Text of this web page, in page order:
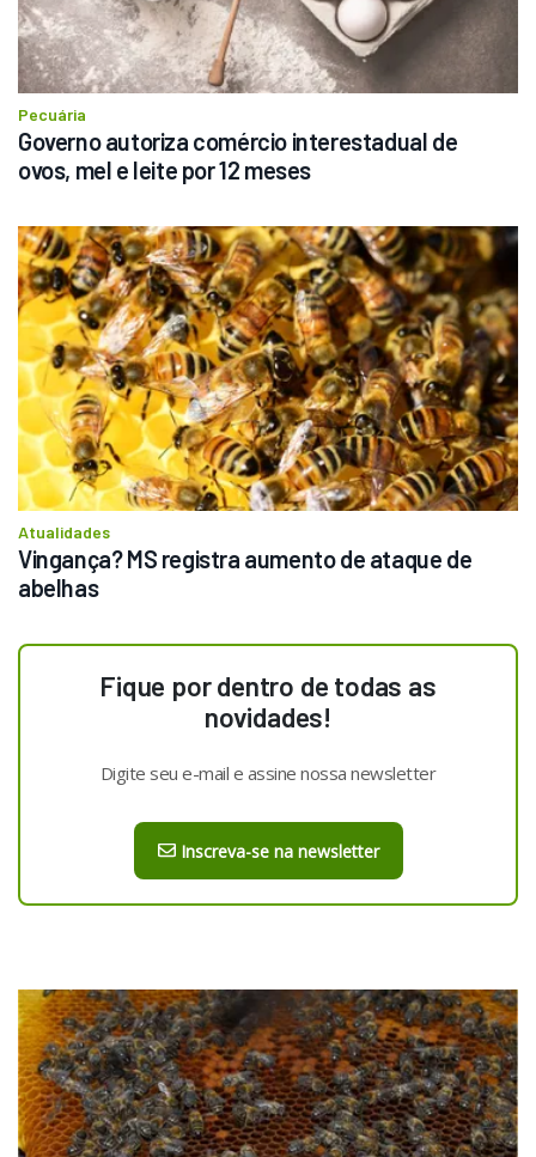
Pecuária
Governo autoriza comércio interestadual de
ovos, mel e leite por 12 meses
Atualidades
Vingança? MS registra aumento de ataque de
abelhas
Fique por dentro de todas as
novidades!
Digite seu e-mail e assine nossa newsletter
Inscreva-se na newsletter